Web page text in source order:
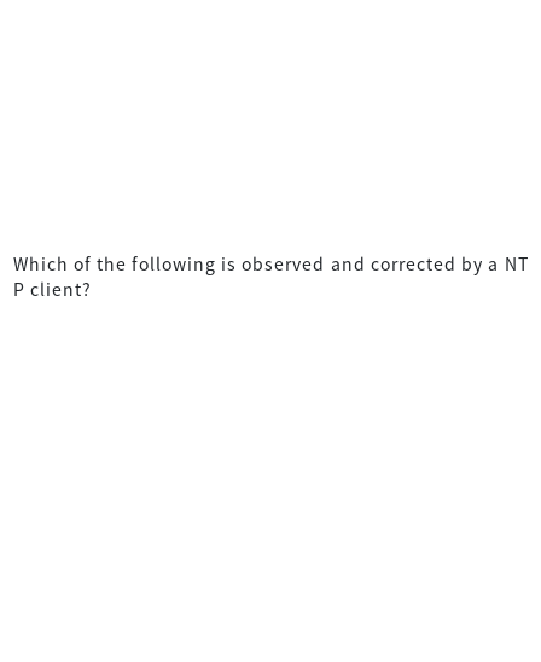
Which of the following is observed and corrected by a NT
P client?